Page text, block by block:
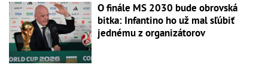
O finále MS 2030 bude obrovská
bitka: Infantino ho už mal sľúbiť
jednému z organizátorov